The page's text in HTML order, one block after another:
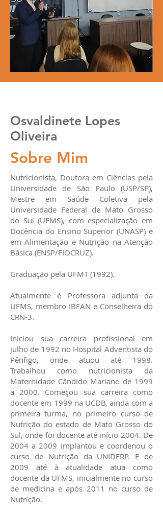
Osvaldinete Lopes
Oliveira
Sobre Mim
Nutricionista, Doutora em Ciências pela
Universidade de São Paulo (USP/SP),
Mestre em Saúde Coletiva pela
Universidade Federal de Mato Grosso
do Sul (UFMS), com especialização em
Docência do Ensino Superior (UNASP) e
em Alimentação e Nutrição na Atenção
Básica (ENSP/FIOCRUZ).
Graduação pela UFMT (1992).
Atualmente é Professora adjunta da
UFMS, membro IBFAN e Conselheira do
CRN-3.
Iniciou sua carreira profissional em
julho de 1992 no Hospital Adventista do
Pênfigo, onde atuou até 1998.
Trabalhou como nutricionista da
Maternidade Cândido Mariano de 1999
a 2000. Começou sua carreira como
docente em 1999 na UCDB, ainda com a
primeira turma, no primeiro curso de
Nutrição do estado de Mato Grosso do
Sul, onde foi docente até início 2004. De
2004 a 2009 implantou e coordenou o
curso de Nutrição da UNIDERP. E de
2009 até à atualidade atua como
docente da UFMS, inicialmente no curso
de medicina e após 2011 no curso de
Nutrição.